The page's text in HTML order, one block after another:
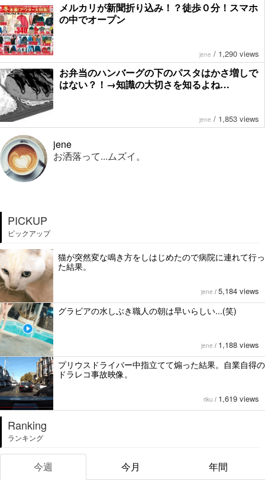
メルカリが新聞折り込み！？徒歩０分！スマホ
の中でオープン
jene / 1,290 views
お弁当のハンバーグの下のパスタはかさ増しで
はない？！→知識の大切さを知るよね…
jene / 1,853 views
jene
お洒落って...ムズイ。
PICKUP
ピックアップ
猫が突然変な鳴き方をしはじめたので病院に連れて行っ
た結果。
jene / 5,184 views
グラビアの水しぶき職人の朝は早いらしい...(笑)
jene / 1,188 views
プリウスドライバー中指立てて煽った結果。自業自得の
ドラレコ事故映像。
riku / 1,619 views
Ranking
ランキング
今週 今月 年間